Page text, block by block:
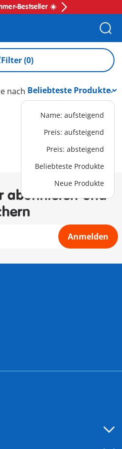
Bestseller ☀️
Filter (0)
nach
Name: aufsteigend
Preis: aufsteigend
Preis: absteigend
Beliebteste Produkte
Neue Produkte
abonnieren und
Anmelden